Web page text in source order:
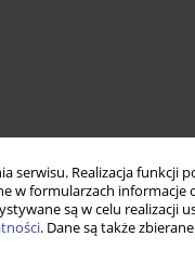
serwisu. Realizacja funkcji
w formularzach informacje
są w celu realizacji
. Dane są także